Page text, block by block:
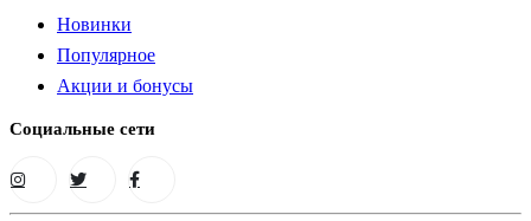
Новинки
Популярное
Акции и бонусы
Социальные сети